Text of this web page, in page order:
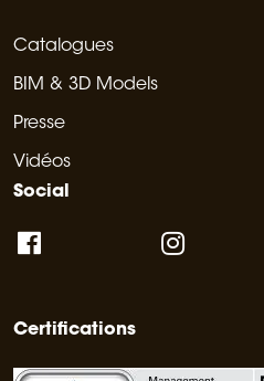
Catalogues
BIM & 3D Models
Presse
Vidéos
Social
Certifications